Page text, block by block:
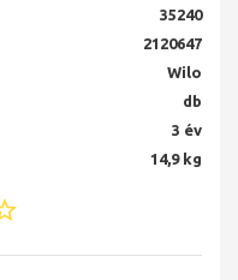
35240
2120647
Wilo
db
3 év
14,9 kg